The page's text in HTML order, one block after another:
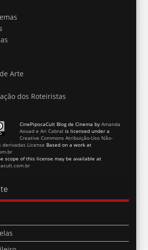
Arte
dos Roteiristas
CinePipocaCult Blog de Cinema by Amanda
Aouad e Ari Cabral is licensed under a
Creative Commons Atribuição-Uso Não-
derivadas License Based on a work at
scope of this license may be available at